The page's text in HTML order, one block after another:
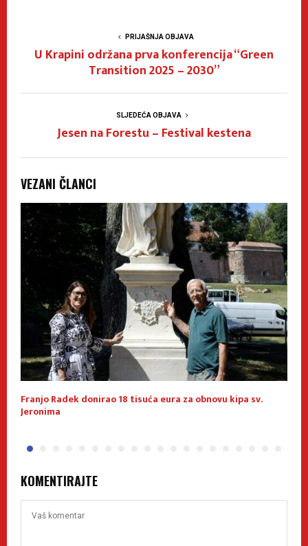
PRIJAŠNJA OBJAVA
U Krapini održana prva konferencija “Green
Transition 2025 – 2030”
SLJEDEĆA OBJAVA
Jesen na Forestu – Festival kestena
VEZANI ČLANCI
Franjo Radek donirao 18 tisuća eura za obnovu kipa sv.
Jeronima
KOMENTIRAJTE